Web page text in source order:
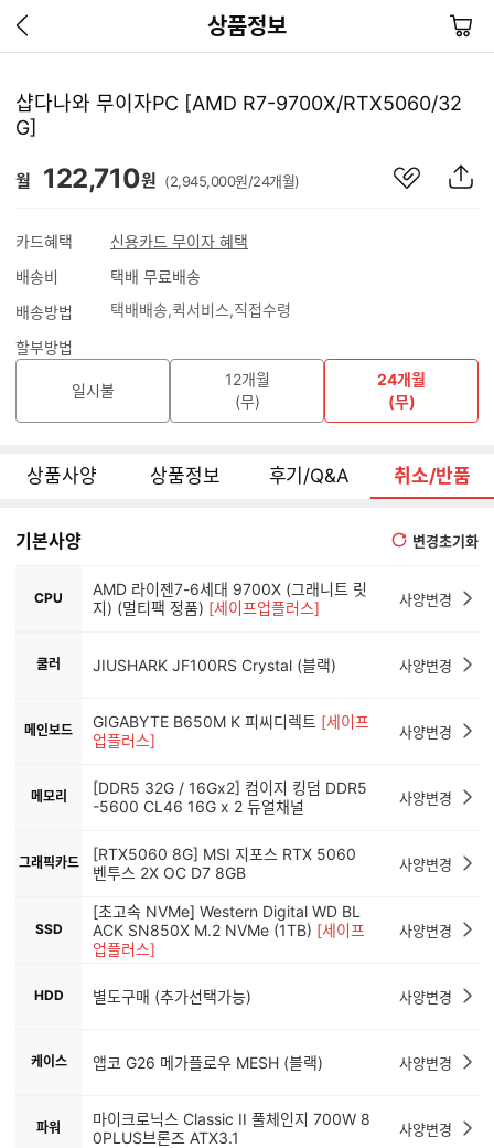
상품정보
이
지
가
장
바
샵다나와 무이자PC [AMD R7-9700X/RTX5060/32
G]
월 122,710원 (2,945,000원/24개월)
카드혜택
신용카드 무이자 혜택
배송비
택배 무료배송
배송방법
택배배송 퀵서비스 직접수령
할부방법
일시불
12개월
(무)
24개월
(무)
상품사양 상품정보 후기/Q&A 취소/반품
기본사양 변경초기화
CPU
AMD 라이젠7-6세대 9700X (그래니트 릿
지) (멀티팩 정품) [세이프업플러스] 사양변경
쿨러 JIUSHARK JF100RS Crystal (블랙) 사양변경
메인보드 GIGABYTE B650M K 피씨디렉트 [세이프
업플러스]
사양변경
메모리
[DDR5 32G / 16Gx2] 컴이지 킹덤 DDR5
-5600 CL46 16G x 2 듀얼채널
사양변경
그래픽카드
[RTX5060 8G] MSI 지포스 RTX 5060
벤투스 2X OC D7 8GB
사양변경
SSD
[초고속 NVMe] Western Digital WD BL
ACK SN850X M.2 NVMe (1TB) [세이프
업플러스]
사양변경
HDD 별도구매 (추가선택가능) 사양변경
케이스 앱코 G26 메가플로우 MESH (블랙) 사양변경
파워
마이크로닉스 Classic II 풀체인지 700W 8
0PLUS브론즈 ATX3.1
사양변경